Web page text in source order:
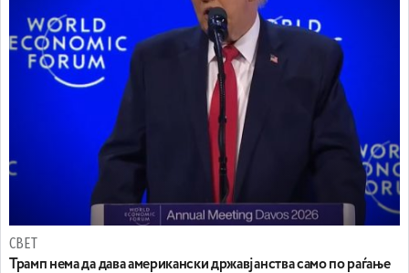
СВЕТ
Трамп нема да дава американски државјанства само по раѓање